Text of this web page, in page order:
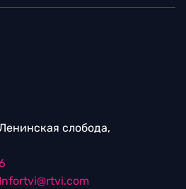
слобода,
Infortvi@rtvi.com